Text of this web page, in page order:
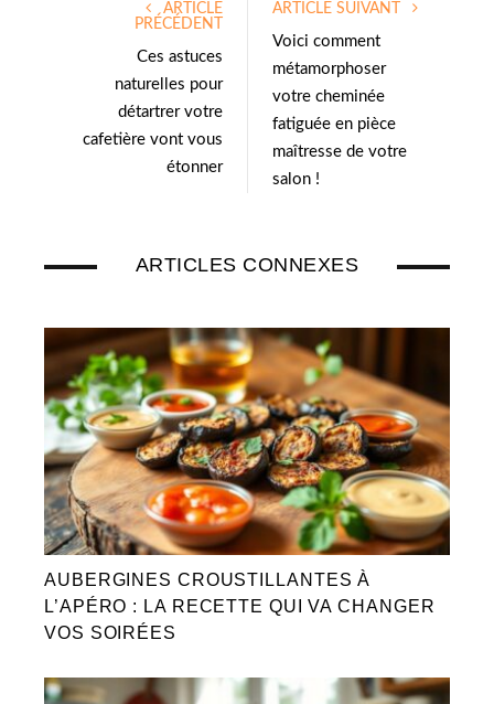
t
r
e
ARTICLE
PRÉCÉDENT
Ces astuces
naturelles pour
détartrer votre
cafetière vont vous
étonner
ARTICLE SUIVANT
Voici comment
métamorphoser
votre cheminée
fatiguée en pièce
maîtresse de votre
salon !
ARTICLES CONNEXES
AUBERGINES CROUSTILLANTES À
L’APÉRO : LA RECETTE QUI VA CHANGER
VOS SOIRÉES